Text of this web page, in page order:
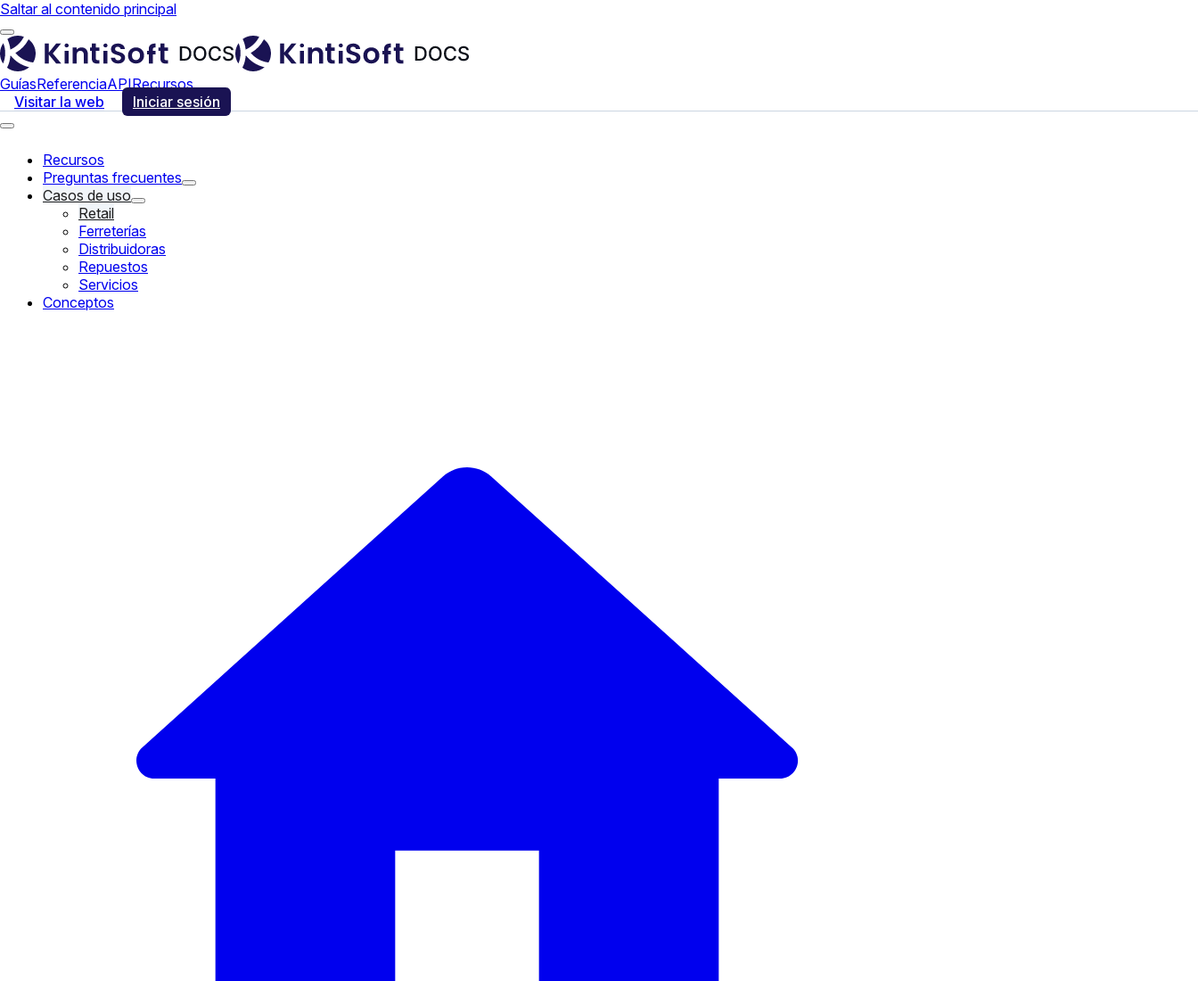
Saltar al contenido principal
GuíasReferenciaAPIRecursos
Visitar la web
Iniciar sesión
Recursos
Preguntas frecuentes
Casos de uso
Retail
Ferreterías
Distribuidoras
Repuestos
Servicios
Conceptos